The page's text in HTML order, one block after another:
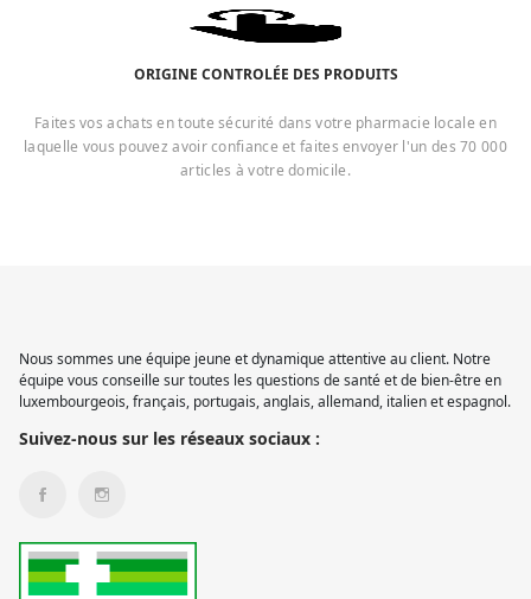
ORIGINE CONTROLÉE DES PRODUITS
Faites vos achats en toute sécurité dans votre pharmacie locale en
laquelle vous pouvez avoir confiance et faites envoyer l'un des 70 000
articles à votre domicile.
Nous sommes une équipe jeune et dynamique attentive au client. Notre
équipe vous conseille sur toutes les questions de santé et de bien-être en
luxembourgeois, français, portugais, anglais, allemand, italien et espagnol.
Suivez-nous sur les réseaux sociaux :